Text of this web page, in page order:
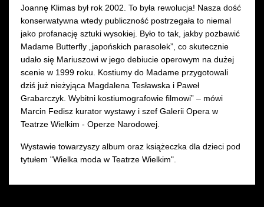
Joannę Klimas był rok 2002. To była rewolucja! Nasza dość
konserwatywna wtedy publiczność postrzegała to niemal
jako profanację sztuki wysokiej. Było to tak, jakby pozbawić
Madame Butterfly „japońskich parasolek”, co skutecznie
udało się Mariuszowi w jego debiucie operowym na dużej
scenie w 1999 roku. Kostiumy do Madame przygotowali
dziś już nieżyjąca Magdalena Tesławska i Paweł
Grabarczyk. Wybitni kostiumografowie filmowi” – mówi
Marcin Fedisz kurator wystawy i szef Galerii Opera w
Teatrze Wielkim - Operze Narodowej.
Wystawie towarzyszy album oraz książeczka dla dzieci pod
tytułem "Wielka moda w Teatrze Wielkim".